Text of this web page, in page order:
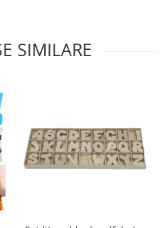
SIMILARE